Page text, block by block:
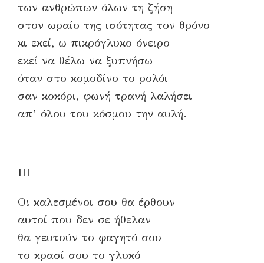
των ανθρώπων όλων τη ζήση
στον ωραίο της ισότητας τον θρόνο
κι εκεί, ω πικρόγλυκο όνειρο
εκεί να θέλω να ξυπνήσω
όταν στο κομοδίνο το ρολόι
σαν κοκόρι, φωνή τρανή λαλήσει
απ’ όλου του κόσμου την αυλή.
ΙΙΙ
Οι καλεσμένοι σου θα έρθουν
αυτοί που δεν σε ήθελαν
θα γευτούν το φαγητό σου
το κρασί σου το γλυκό